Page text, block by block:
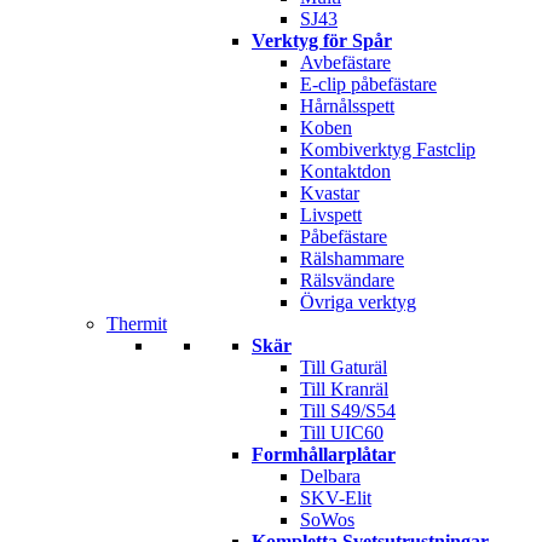
SJ43
Verktyg för Spår
Avbefästare
E-clip påbefästare
Hårnålsspett
Koben
Kombiverktyg Fastclip
Kontaktdon
Kvastar
Livspett
Påbefästare
Rälshammare
Rälsvändare
Övriga verktyg
Thermit
Skär
Till Gaturäl
Till Kranräl
Till S49/S54
Till UIC60
Formhållarplåtar
Delbara
SKV-Elit
SoWos